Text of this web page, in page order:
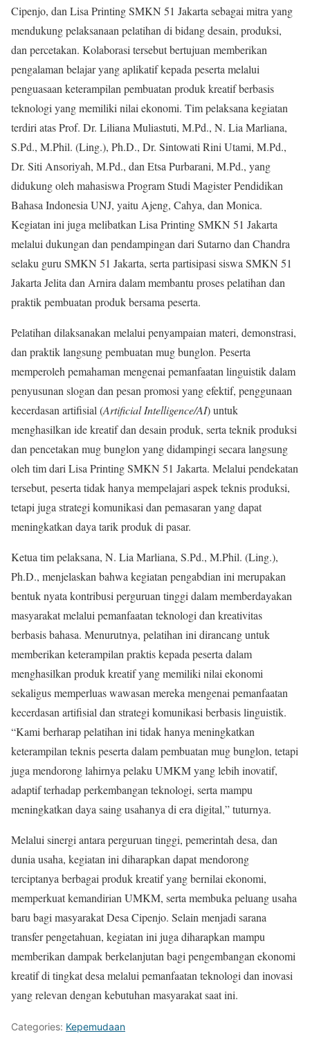
Cipenjo, dan Lisa Printing SMKN 51 Jakarta sebagai mitra yang
mendukung pelaksanaan pelatihan di bidang desain, produksi,
dan percetakan. Kolaborasi tersebut bertujuan memberikan
pengalaman belajar yang aplikatif kepada peserta melalui
penguasaan keterampilan pembuatan produk kreatif berbasis
teknologi yang memiliki nilai ekonomi. Tim pelaksana kegiatan
terdiri atas Prof. Dr. Liliana Muliastuti, M.Pd., N. Lia Marliana,
S.Pd., M.Phil. (Ling.), Ph.D., Dr. Sintowati Rini Utami, M.Pd.,
Dr. Siti Ansoriyah, M.Pd., dan Etsa Purbarani, M.Pd., yang
didukung oleh mahasiswa Program Studi Magister Pendidikan
Bahasa Indonesia UNJ, yaitu Ajeng, Cahya, dan Monica.
Kegiatan ini juga melibatkan Lisa Printing SMKN 51 Jakarta
melalui dukungan dan pendampingan dari Sutarno dan Chandra
selaku guru SMKN 51 Jakarta, serta partisipasi siswa SMKN 51
Jakarta Jelita dan Arnira dalam membantu proses pelatihan dan
praktik pembuatan produk bersama peserta.
Pelatihan dilaksanakan melalui penyampaian materi, demonstrasi,
dan praktik langsung pembuatan mug bunglon. Peserta
memperoleh pemahaman mengenai pemanfaatan linguistik dalam
penyusunan slogan dan pesan promosi yang efektif, penggunaan
kecerdasan artifisial (Artificial Intelligence/AI) untuk
menghasilkan ide kreatif dan desain produk, serta teknik produksi
dan pencetakan mug bunglon yang didampingi secara langsung
oleh tim dari Lisa Printing SMKN 51 Jakarta. Melalui pendekatan
tersebut, peserta tidak hanya mempelajari aspek teknis produksi,
tetapi juga strategi komunikasi dan pemasaran yang dapat
meningkatkan daya tarik produk di pasar.
Ketua tim pelaksana, N. Lia Marliana, S.Pd., M.Phil. (Ling.),
Ph.D., menjelaskan bahwa kegiatan pengabdian ini merupakan
bentuk nyata kontribusi perguruan tinggi dalam memberdayakan
masyarakat melalui pemanfaatan teknologi dan kreativitas
berbasis bahasa. Menurutnya, pelatihan ini dirancang untuk
memberikan keterampilan praktis kepada peserta dalam
menghasilkan produk kreatif yang memiliki nilai ekonomi
sekaligus memperluas wawasan mereka mengenai pemanfaatan
kecerdasan artifisial dan strategi komunikasi berbasis linguistik.
“Kami berharap pelatihan ini tidak hanya meningkatkan
keterampilan teknis peserta dalam pembuatan mug bunglon, tetapi
juga mendorong lahirnya pelaku UMKM yang lebih inovatif,
adaptif terhadap perkembangan teknologi, serta mampu
meningkatkan daya saing usahanya di era digital,” tuturnya.
Melalui sinergi antara perguruan tinggi, pemerintah desa, dan
dunia usaha, kegiatan ini diharapkan dapat mendorong
terciptanya berbagai produk kreatif yang bernilai ekonomi,
memperkuat kemandirian UMKM, serta membuka peluang usaha
baru bagi masyarakat Desa Cipenjo. Selain menjadi sarana
transfer pengetahuan, kegiatan ini juga diharapkan mampu
memberikan dampak berkelanjutan bagi pengembangan ekonomi
kreatif di tingkat desa melalui pemanfaatan teknologi dan inovasi
yang relevan dengan kebutuhan masyarakat saat ini.
Categories: Kepemudaan